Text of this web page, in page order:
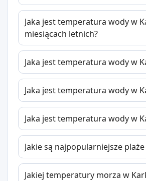
Jaka jest temperatura wody w
miesiącach letnich?
Jaka jest temperatura wody w
Jaka jest temperatura wody w
Jaka jest temperatura wody w
Jakie są najpopularniejsze
Jakiej temperatury morza w